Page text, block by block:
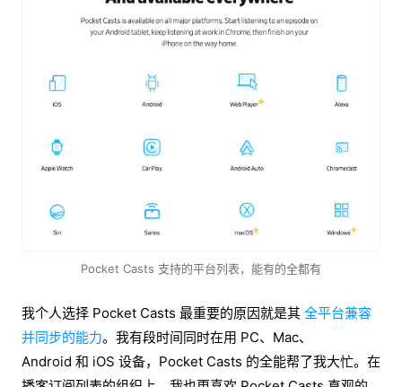
Pocket Casts 支持的平台列表，能有的全都有
我个人选择 Pocket Casts 最重要的原因就是其 全平台兼容
并同步的能力。我有段时间同时在用 PC、Mac、
Android 和 iOS 设备，Pocket Casts 的全能帮了我大忙。在